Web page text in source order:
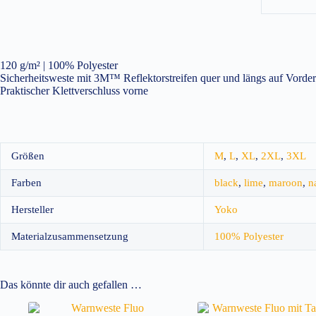
120 g/m² | 100% Polyester
Sicherheitsweste mit 3M™ Reflektorstreifen quer und längs auf
Praktischer Klettverschluss vorne
Größen M, L, XL, 2XL, 3XL
Farben black, lime, maroon,
Hersteller Yoko
Materialzusammensetzung 100% Polyester
Das könnte dir auch gefallen …